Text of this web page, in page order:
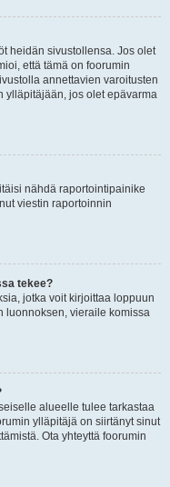
heidän sivustollensa. Jos olet
että tämä on foorumin
annettavien varoitusten
ylläpitäjään, jos olet epävarma
nähdä raportointipainike
viestin raportoinnin
tekee?
jotka voit kirjoittaa loppuun
luonnoksen, vieraile komissa
alueelle tulee tarkastaa
ylläpitäjä on siirtänyt sinut
Ota yhteyttä foorumin